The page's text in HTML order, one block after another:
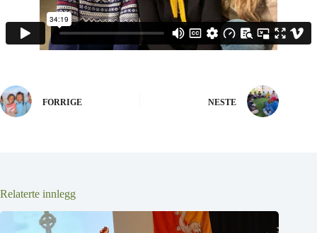
FORRIGE NESTE
Relaterte innlegg